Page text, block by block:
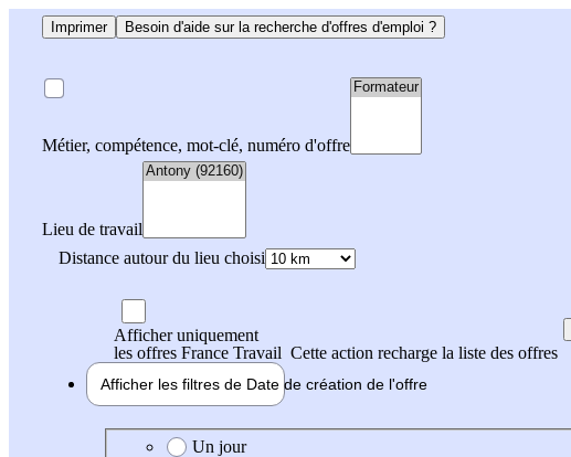
Imprimer Besoin d'aide sur la recherche d'offres d'emploi ?
Métier, compétence, mot-clé, numéro d'offre
Lieu de travail
Distance autour du lieu choisi
Afficher uniquement
les offres France Travail Cette action recharge la liste des offres
Afficher les filtres de Date de création de l'offre
Date de création de l'offre
Un jour